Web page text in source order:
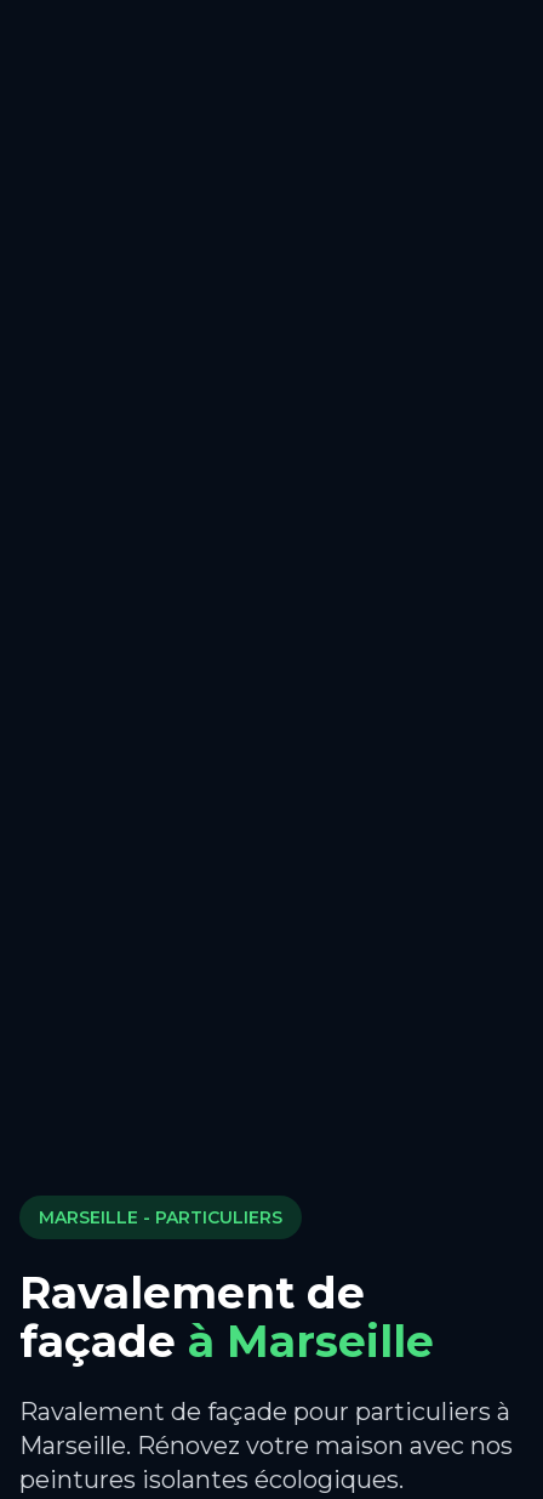
MARSEILLE - PARTICULIERS
Ravalement de
façade à Marseille
Ravalement de façade pour particuliers à
Marseille. Rénovez votre maison avec nos
peintures isolantes écologiques.